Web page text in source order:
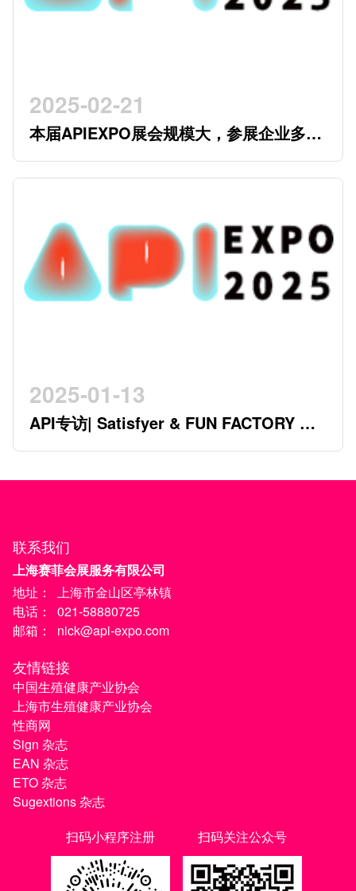
2025-02-21
本届APIEXPO展会规模大，参展企业多，
参观观众多，看展时间紧，怎么办？
2025-01-13
API专访| Satisfyer & FUN FACTORY 开
创行业新时代的德系双星
联系我们
上海赛菲会展服务有限公司
地址：
上海市金山区亭林镇
电话：
021-58880725
邮箱：
nick@api-expo.com
友情链接
中国生殖健康产业协会
上海市生殖健康产业协会
性商网
Sign 杂志
EAN 杂志
ETO 杂志
Sugextions 杂志
扫码小程序注册
扫码关注公众号